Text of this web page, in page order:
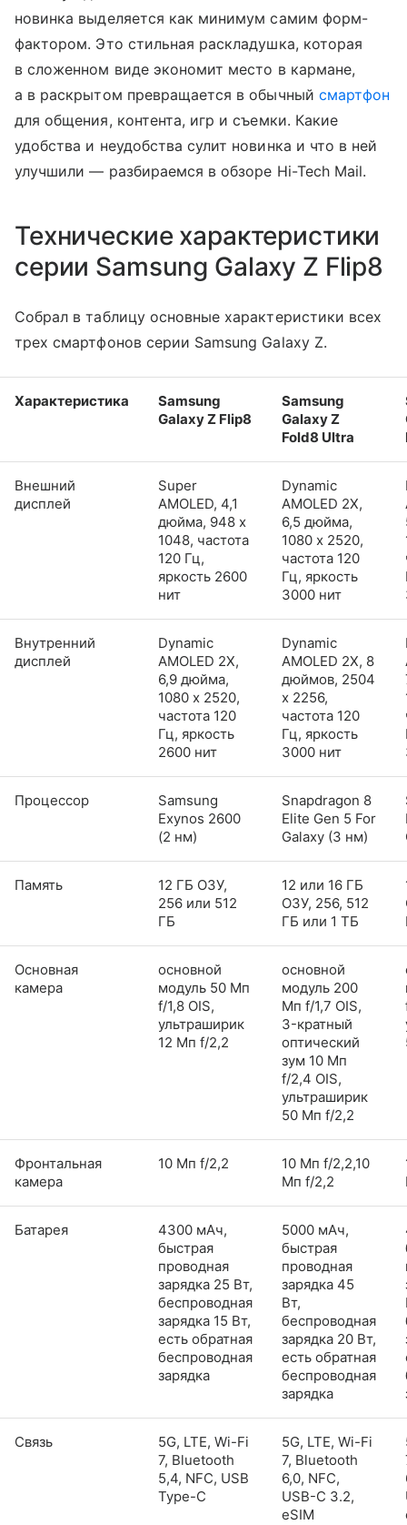
новинка выделяется как минимум самим форм-
фактором. Это стильная раскладушка, которая
в сложенном виде экономит место в кармане,
а в раскрытом превращается в обычный смартфон
для общения, контента, игр и съемки. Какие
удобства и неудобства сулит новинка и что в ней
улучшили — разбираемся в обзоре Hi-Tech Mail.
Технические характеристики
серии Samsung Galaxy Z Flip8
Собрал в таблицу основные характеристики всех
трех смартфонов серии Samsung Galaxy Z.
Характеристика
Samsung
Galaxy Z Flip8
Samsung
Galaxy Z
Fold8 Ultra
Внешний
дисплей
Super
AMOLED, 4,1
дюйма, 948 x
1048, частота
120 Гц,
яркость 2600
нит
Dynamic
AMOLED 2X,
6,5 дюйма,
1080 x 2520,
частота 120
Гц, яркость
3000 нит
Внутренний
дисплей
Dynamic
AMOLED 2X,
6,9 дюйма,
1080 x 2520,
частота 120
Гц, яркость
2600 нит
Dynamic
AMOLED 2X, 8
дюймов, 2504
x 2256,
частота 120
Гц, яркость
3000 нит
Процессор
Samsung
Exynos 2600
(2 нм)
Snapdragon 8
Elite Gen 5 For
Galaxy (3 нм)
Память
12 ГБ ОЗУ,
256 или 512
ГБ
12 или 16 ГБ
ОЗУ, 256, 512
ГБ или 1 ТБ
Основная
камера
основной
модуль 50 Мп
f/1,8 OIS,
ультраширик
12 Мп f/2,2
основной
модуль 200
Мп f/1,7 OIS,
3-кратный
оптический
зум 10 Мп
f/2,4 OIS,
ультраширик
50 Мп f/2,2
Фронтальная
камера
10 Мп f/2,2
10 Мп f/2,2,10
Мп f/2,2
Батарея
4300 мАч,
быстрая
проводная
зарядка 25 Вт,
беспроводная
зарядка 15 Вт,
есть обратная
беспроводная
зарядка
5000 мАч,
быстрая
проводная
зарядка 45
Вт,
беспроводная
зарядка 20 Вт,
есть обратная
беспроводная
зарядка
Связь
5G, LTE, Wi-Fi
7, Bluetooth
5,4, NFC, USB
Type-C
5G, LTE, Wi-Fi
7, Bluetooth
6,0, NFC,
USB-C 3.2,
eSIM